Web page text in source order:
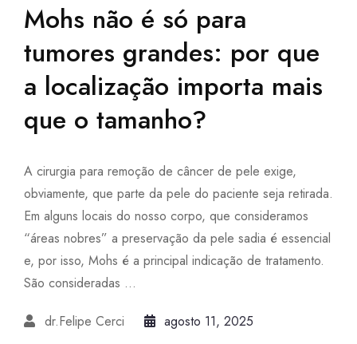
Mohs não é só para
tumores grandes: por que
a localização importa mais
que o tamanho?
A cirurgia para remoção de câncer de pele exige,
obviamente, que parte da pele do paciente seja retirada.
Em alguns locais do nosso corpo, que consideramos
“áreas nobres” a preservação da pele sadia é essencial
e, por isso, Mohs é a principal indicação de tratamento.
São consideradas ...
dr.Felipe Cerci agosto 11, 2025